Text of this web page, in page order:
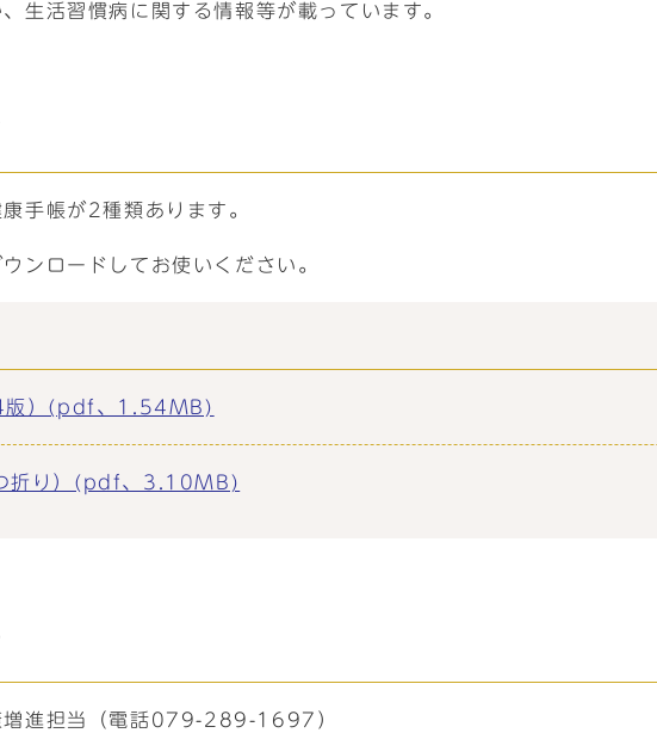
生活習慣病に関する情報等が載っています。
手帳が2種類あります。
ンロードしてお使いください。
版）(pdf、1.54MB)
折り）(pdf、3.10MB)
進担当（電話079-289-1697）